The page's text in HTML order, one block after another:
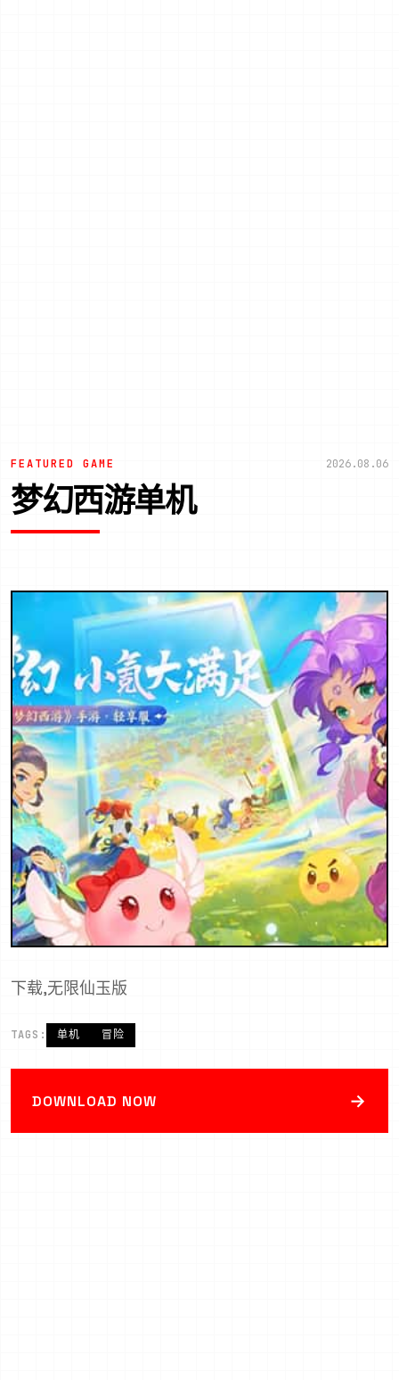
FEATURED GAME 2026.08.06
梦幻西游单机
下载,无限仙玉版
TAGS: 单机 冒险
DOWNLOAD NOW →